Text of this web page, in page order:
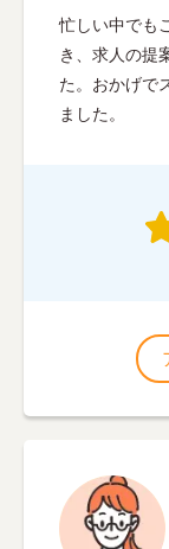
忙しい中でも
き、求人の提
た。おかげで
ました。